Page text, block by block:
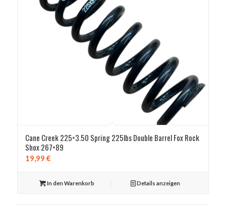
Cane Creek 225×3.50 Spring 225lbs Double Barrel Fox Rock
Shox 267×89
19,99 €
In den Warenkorb Details anzeigen